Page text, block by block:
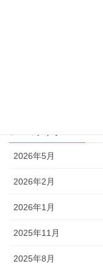
2026年5月
2026年2月
2026年1月
2025年11月
2025年8月